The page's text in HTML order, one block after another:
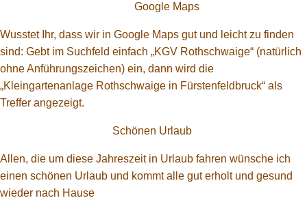
Google Maps
Wusstet Ihr, dass wir in Google Maps gut und leicht zu finden
sind: Gebt im Suchfeld einfach „KGV Rothschwaige“ (natürlich
ohne Anführungszeichen) ein, dann wird die
„Kleingartenanlage Rothschwaige in Fürstenfeldbruck“ als
Treffer angezeigt.
Schönen Urlaub
Allen, die um diese Jahreszeit in Urlaub fahren wünsche ich
einen schönen Urlaub und kommt alle gut erholt und gesund
wieder nach Hause